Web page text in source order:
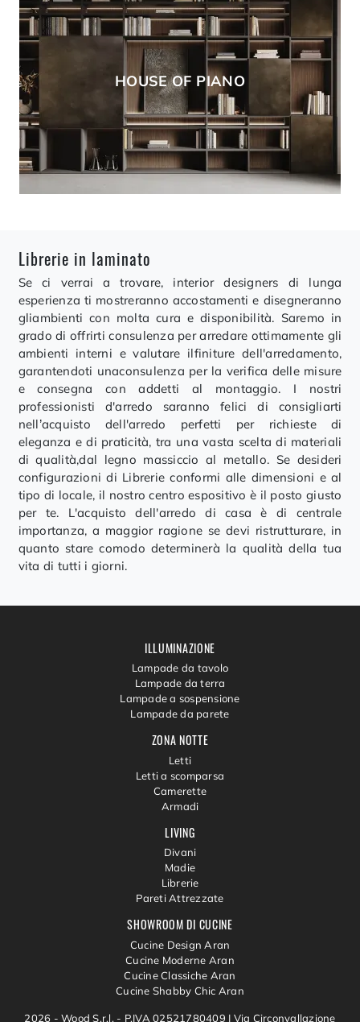
HOUSE OF PIANO
Librerie in laminato
Se ci verrai a trovare, interior designers di lunga
esperienza ti mostreranno accostamenti e disegneranno
gliambienti con molta cura e disponibilità. Saremo in
grado di offrirti consulenza per arredare ottimamente gli
ambienti interni e valutare ilfiniture dell'arredamento,
garantendoti unaconsulenza per la verifica delle misure
e consegna con addetti al montaggio. I nostri
professionisti d'arredo saranno felici di consigliarti
nell’acquisto dell'arredo perfetti per richieste di
eleganza e di praticità, tra una vasta scelta di materiali
di qualità,dal legno massiccio al metallo. Se desideri
configurazioni di Librerie conformi alle dimensioni e al
tipo di locale, il nostro centro espositivo è il posto giusto
per te. L'acquisto dell'arredo di casa è di centrale
importanza, a maggior ragione se devi ristrutturare, in
quanto stare comodo determinerà la qualità della tua
vita di tutti i giorni.
SHOWROOM DI CUCINE
Cucine Design Aran
Cucine Moderne Aran
Cucine Classiche Aran
Cucine Shabby Chic Aran
LIVING
Divani
Madie
Librerie
Pareti Attrezzate
ZONA NOTTE
Letti
Letti a scomparsa
Camerette
Armadi
ILLUMINAZIONE
Lampade da tavolo
Lampade da terra
Lampade a sospensione
Lampade da parete
2026 - Wood S.r.l. - P.IVA 02521780409 | Via Circonvallazione